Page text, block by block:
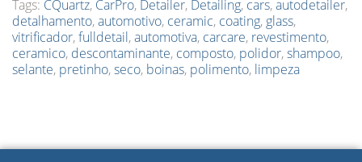
Tags: CQuartz, CarPro, Detailer, Detailing, cars,autodetailer,
detalhamento,automotivo, ceramic, coating, glass,
vitrificador,fulldetail,automotiva, carcare, revestimento,
ceramico, descontaminante, composto, polidor,shampoo,
selante, pretinho,seco, boinas, polimento, limpeza